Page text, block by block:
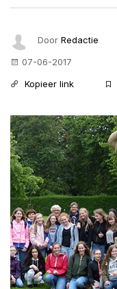
Door Redactie
07-06-2017
Kopieer link